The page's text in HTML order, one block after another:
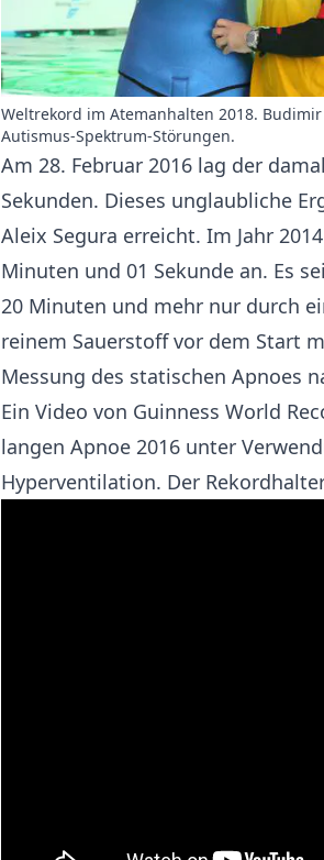
Weltrekord im Atemanhalten 2018.
Autismus-Spektrum-Störungen.
Am 28. Februar 2016 lag der
Sekunden. Dieses unglaubliche
Aleix Segura erreicht. Im Jahr
Minuten und 01 Sekunde an. Es
20 Minuten und mehr nur durch
reinem Sauerstoff vor dem Start
Messung des statischen Apnoes
Ein Video von Guinness World
langen Apnoe 2016 unter
Hyperventilation. Der